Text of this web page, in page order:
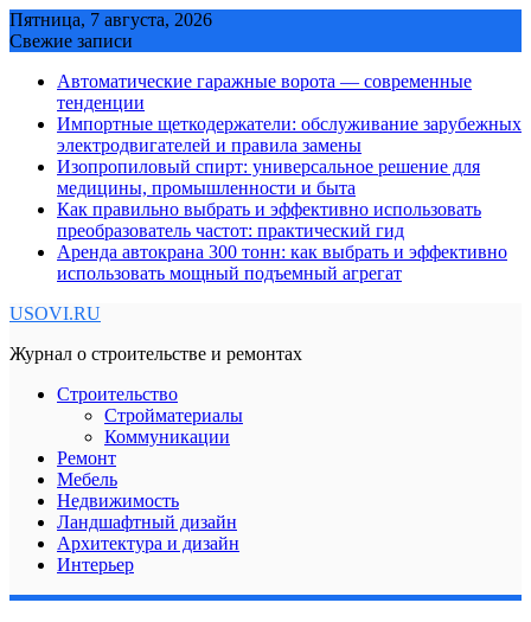
Skip
to
Пятница, 7 августа, 2026
Свежие записи
Автоматические гаражные ворота — современные
тенденции
Импортные щеткодержатели: обслуживание зарубежных
электродвигателей и правила замены
Изопропиловый спирт: универсальное решение для
медицины, промышленности и быта
Как правильно выбрать и эффективно использовать
преобразователь частот: практический гид
Аренда автокрана 300 тонн: как выбрать и эффективно
использовать мощный подъемный агрегат
USOVI.RU
Журнал о строительстве и ремонтах
Строительство
Стройматериалы
Коммуникации
Ремонт
Мебель
Недвижимость
Ландшафтный дизайн
Архитектура и дизайн
Интерьер